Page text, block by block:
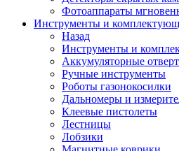
Фотоаппараты
Инструменты и
Назад
Инструменты и
Аккумуляторные
Ручные инструменты
Роботы газонокосилки
Дальномеры и
Клеевые пистолеты
Лестницы
Лобзики